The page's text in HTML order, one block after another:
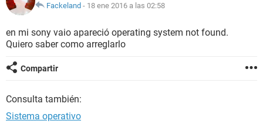
Fackeland - 18 ene 2016 a las 02:58
en mi sony vaio apareció operating system not found.
Quiero saber como arreglarlo
Compartir
Consulta también:
Sistema operativo